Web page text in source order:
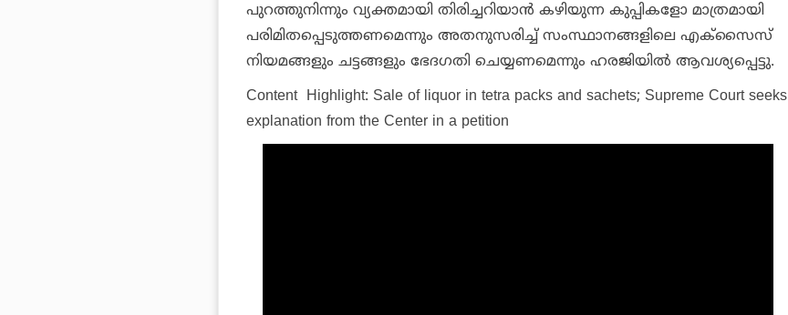
പുറത്തുനിന്നും വ്യക്തമായി തിരിച്ചറിയാൻ കഴിയുന്ന കുപ്പികളോ മാത്രമായി
പരിമിതപ്പെടുത്തണമെന്നും അതനുസരിച്ച് സംസ്ഥാനങ്ങളിലെ എക്‌സൈസ്
നിയമങ്ങളും ചട്ടങ്ങളും ഭേദഗതി ചെയ്യണമെന്നും ഹരജിയിൽ ആവശ്യപ്പെട്ടു.
Content Highlight: Sale of liquor in tetra packs and sachets; Supreme Court seeks
explanation from the Center in a petition